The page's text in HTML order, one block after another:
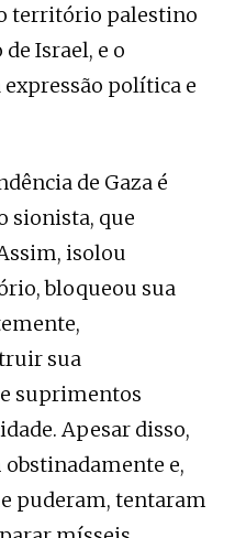
território palestino
Israel, e o
expressão política e
de Gaza é
sionista, que
isolou
bloqueou sua
sua
suprimentos
Apesar disso,
e,
puderam, tentaram